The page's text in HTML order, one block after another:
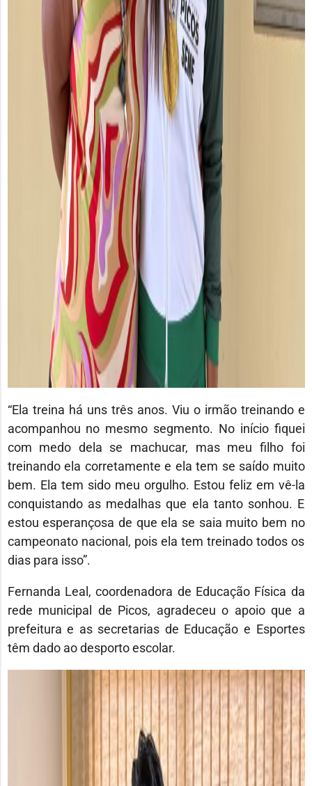
“Ela treina há uns três anos. Viu o irmão treinando e
acompanhou no mesmo segmento. No início fiquei
com medo dela se machucar, mas meu filho foi
treinando ela corretamente e ela tem se saído muito
bem. Ela tem sido meu orgulho. Estou feliz em vê-la
conquistando as medalhas que ela tanto sonhou. E
estou esperançosa de que ela se saia muito bem no
campeonato nacional, pois ela tem treinado todos os
dias para isso”.
Fernanda Leal, coordenadora de Educação Física da
rede municipal de Picos, agradeceu o apoio que a
prefeitura e as secretarias de Educação e Esportes
têm dado ao desporto escolar.